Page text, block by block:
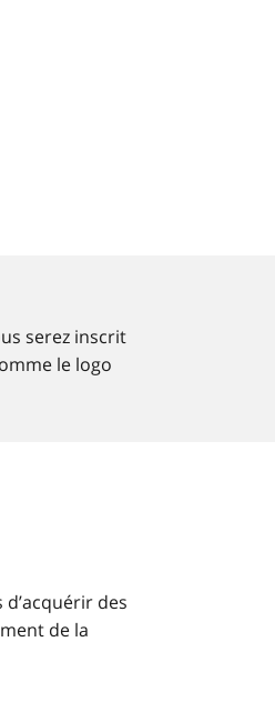
serez inscrit
le logo
des
de la